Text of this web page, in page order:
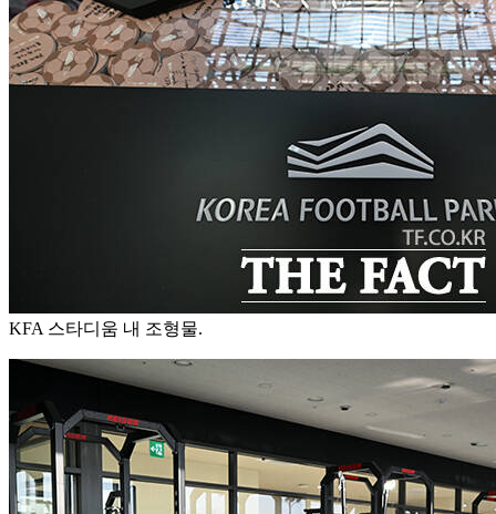
KFA 스타디움 내 조형물.